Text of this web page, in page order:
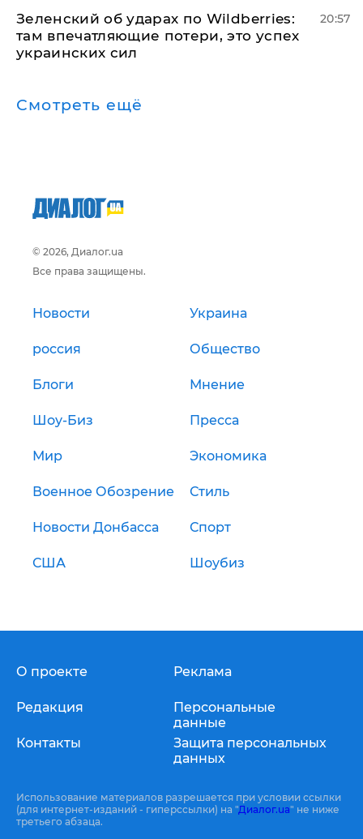
Зеленский об ударах по Wildberries:
там впечатляющие потери, это успех
украинских сил
20:57
Смотреть ещё
© 2026, Диалог.ua
Все права защищены.
Новости Украина
россия Общество
Блоги Мнение
Шоу-Биз Пресса
Мир Экономика
Военное Обозрение Стиль
Новости Донбасса Спорт
США Шоубиз
О проекте
Редакция
Контакты
Реклама
Персональные
данные
Защита персональных
данных
Использование материалов разрешается при условии ссылки
(для интернет-изданий - гиперссылки) на "Диалог.ua" не ниже
третьего абзаца.